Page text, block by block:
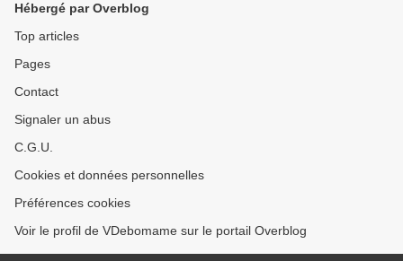
Hébergé par Overblog
Top articles
Pages
Contact
Signaler un abus
C.G.U.
Cookies et données personnelles
Préférences cookies
Voir le profil de VDebomame sur le portail Overblog